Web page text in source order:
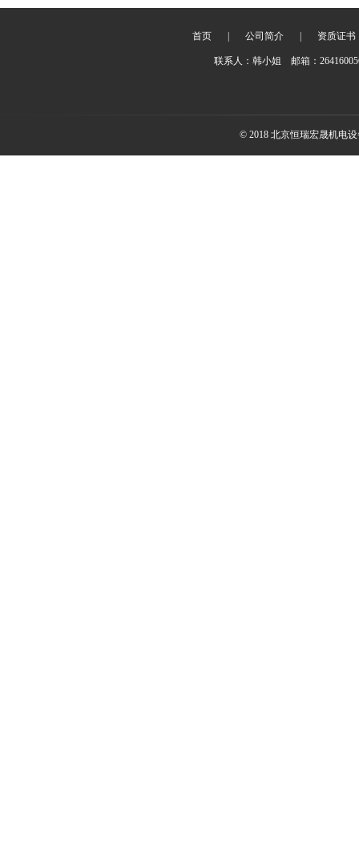
首页 公司简介 资质证书
联系人：韩小姐 邮箱：
© 2018 北京恒瑞宏晟机电